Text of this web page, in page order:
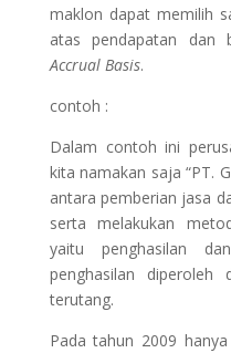
maklon dapat memilih
atas pendapatan dan
Accrual Basis.
contoh :
Dalam contoh ini
kita namakan saja “PT.
antara pemberian jasa
serta melakukan
yaitu penghasilan
penghasilan
terutang.
Pada tahun 2009